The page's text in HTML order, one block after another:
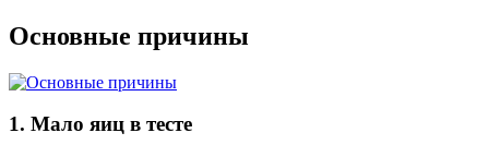
Основные причины
1. Мало яиц в тесте